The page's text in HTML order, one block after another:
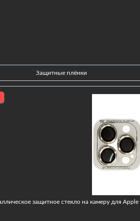
Защитные плёнки
защитное стекло на камеру для